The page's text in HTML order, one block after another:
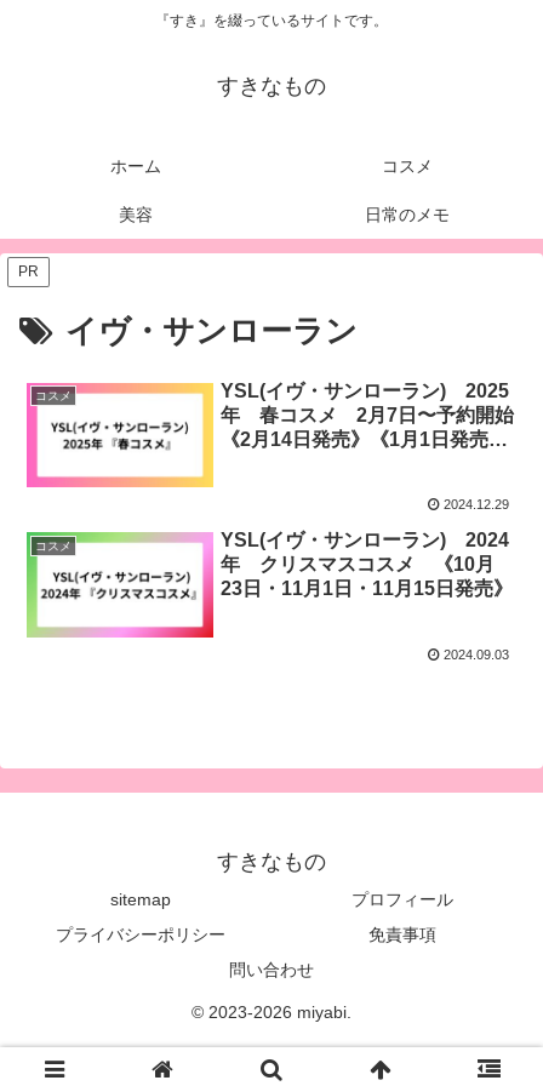
『すき』を綴っているサイトです。
すきなもの
ホーム コスメ
美容 日常のメモ
PR
イヴ・サンローラン
コスメ
YSL(イヴ・サンローラン) 2025
年 春コスメ 2月7日〜予約開始
《2月14日発売》《1月1日発売》
2024.12.29
コスメ
YSL(イヴ・サンローラン) 2024
年 クリスマスコスメ 《10月
23日・11月1日・11月15日発売》
2024.09.03
すきなもの
sitemap
プロフィール
プライバシーポリシー
免責事項
問い合わせ
© 2023-2026 miyabi.